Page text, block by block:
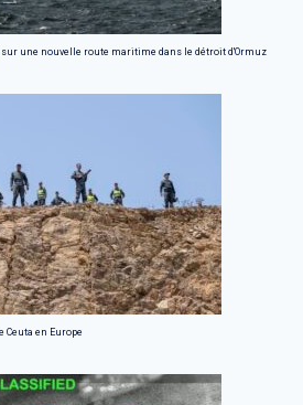
sur une nouvelle route maritime dans le détroit d'Ormuz
Ceuta en Europe